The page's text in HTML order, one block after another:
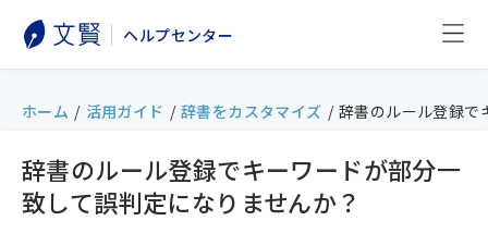
ヘルプセンター
ホーム / 活用ガイド / 辞書をカスタマイズ / 辞書のルール登録で
辞書のルール登録でキーワードが部分一
致して誤判定になりませんか？